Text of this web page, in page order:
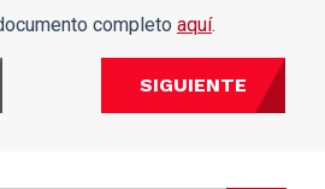
completo aquí.
SIGUIENTE